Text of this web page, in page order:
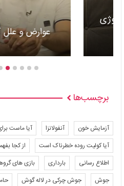
عوارض و علل گذاشتن
برچسب‌ها
آزمایش خون آنفولانزا
آیا ماست
آیا کولیت روده خطرناک است
از کجا
اطلاع رسانی
بارداری بازی های
جوش
جوش چرکی در لاله گوش